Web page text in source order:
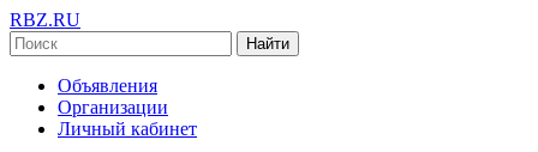
RBZ.RU
Найти
Объявления
Организации
Личный кабинет